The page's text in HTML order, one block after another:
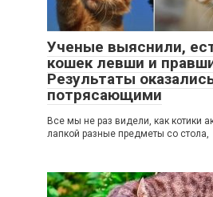
Ученые выяснили,
кошек левши и
Результаты
потрясающими
Все мы не раз видели, как котики
лапкой разные предметы со стола,